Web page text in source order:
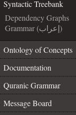
Syntactic Treebank
Dependency Graphs
Grammar (إعراب)
Ontology of Concepts
Documentation
Quranic Grammar
Message Board